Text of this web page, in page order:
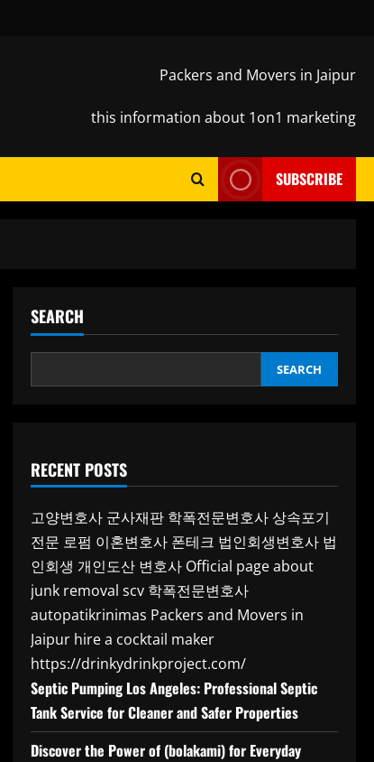
Packers and Movers in Jaipur
this information about 1on1 marketing
SUBSCRIBE
SEARCH
SEARCH
RECENT POSTS
고양변호사 군사재판 학폭전문변호사상속포기
전문 로펌 이혼변호사 폰테크 법인회생변호사 법
인회생 개인도산 변호사 Official page about
junk removal scv 학폭전문변호사
autopatikrinimas Packers and Movers in
Jaipur hire a cocktail maker
https://drinkydrinkproject.com/
Septic Pumping Los Angeles: Professional Septic
Tank Service for Cleaner and Safer Properties
Discover the Power of (bolakami) for Everyday